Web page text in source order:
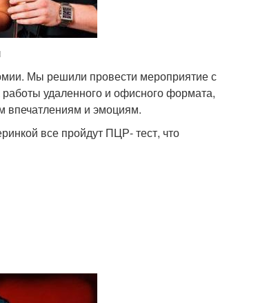
Мы решили провести мероприятие с
удаленного и офисного формата,
впечатлениям и эмоциям.
все пройдут ПЦР- тест, что